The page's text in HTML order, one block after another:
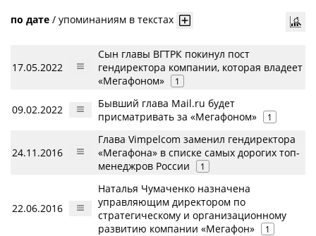
по дате / упоминаниям в текстах
17.05.2022
Сын главы ВГТРК покинул пост
гендиректора компании, которая владеет
«Мегафоном»
1
09.02.2022
Бывший глава Mail.ru будет
присматривать за «Мегафоном»
1
24.11.2016
Глава Vimpelcom заменил гендиректора
«Мегафона» в списке самых дорогих топ-
менеджров России
1
22.06.2016
Наталья Чумаченко назначена
управляющим директором по
стратегическому и организационному
развитию компании «Мегафон»
1